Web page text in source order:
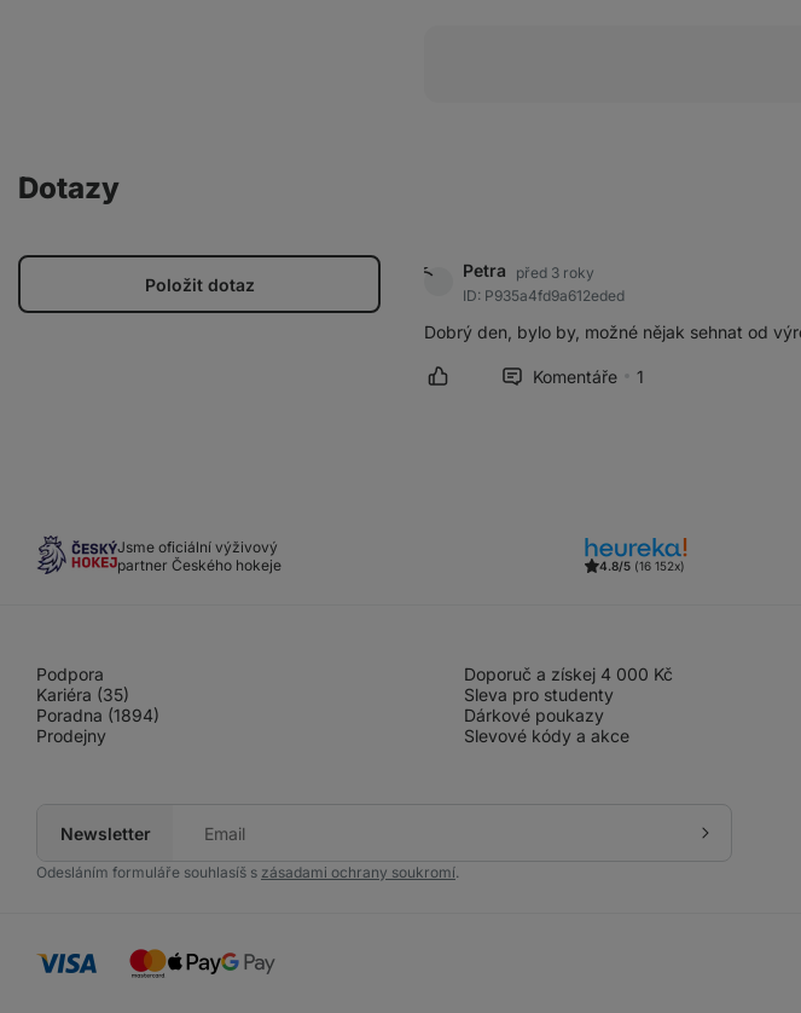
Dotazy
Položit dotaz
Petra
před 3 roky
ID: P935a4fd9a612eded
Dobrý den, bylo by, možné nějak sehnat od
Označit příspěvek jako přínosný
Komentáře 1
Jsme oficiální výživový
partner Českého hokeje
4.8/5 (16 152x)
Podpora
Kariéra (35)
Poradna (1894)
Prodejny
Doporuč a získej 4 000 Kč
Sleva pro studenty
Dárkové poukazy
Slevové kódy a akce
Newsletter
mail
Přihlásit
Odesláním formuláře souhlasíš s zásadami ochrany soukromí.